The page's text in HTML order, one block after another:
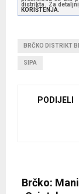
distrikta. Za
KORIŠTENJA.
BRČKO DISTRIKT
SIPA
PODIJELI
Brčko: